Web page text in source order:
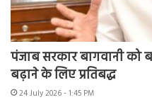
पंजाब सरकार बागवानी को
बढ़ाने के लिए प्रतिबद्ध
24 July 2026 - 1:45 PM